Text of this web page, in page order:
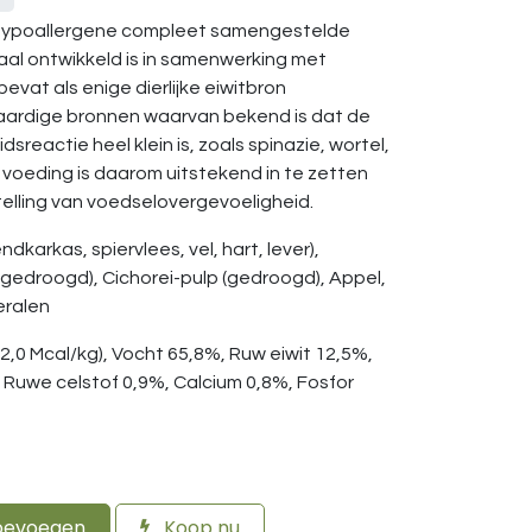
compleet samengestelde
ontwikkeld is in samenwerking met
als enige dierlijke eiwitbron
bronnen waarvan bekend is dat de
heel klein is, zoals spinazie, wortel,
is daarom uitstekend in te zetten
van voedselovergevoeligheid.
spiervlees, vel, hart, lever),
Cichorei-pulp (gedroogd), Appel,
Mcal/kg), Vocht 65,8%, Ruw eiwit 12,5%,
Ruwe celstof 0,9%, Calcium 0,8%, Fosfor